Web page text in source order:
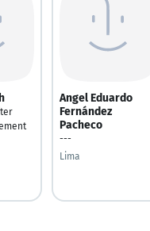
Angel Eduardo
Fernández
Pacheco
---
Lima